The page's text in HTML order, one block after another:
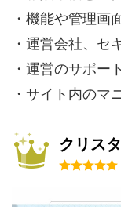
・機能や管理画
・運営会社、セ
・運営のサポー
・サイト内のマ
クリス